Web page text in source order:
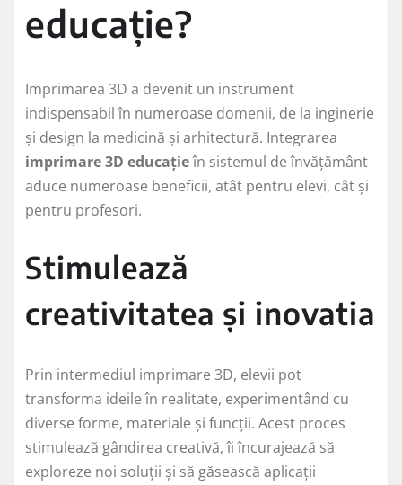
educație?
Imprimarea 3D a devenit un instrument
indispensabil în numeroase domenii, de la inginerie
și design la medicină și arhitectură. Integrarea
imprimare 3D educațieîn sistemul de învățământ
aduce numeroase beneficii, atât pentru elevi, cât și
pentru profesori.
Stimulează
creativitatea și inovatia
Prin intermediul imprimare 3D, elevii pot
transforma ideile în realitate, experimentând cu
diverse forme, materiale și funcții. Acest proces
stimulează gândirea creativă, îi încurajează să
exploreze noi soluții și să găsească aplicații